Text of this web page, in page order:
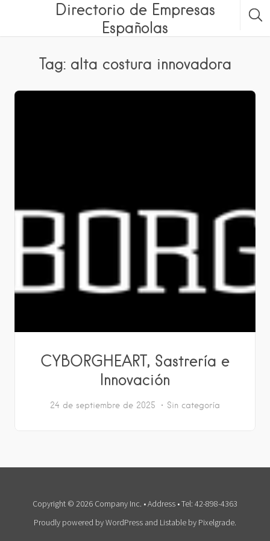
Directorio de Empresas
Españolas
Tag: alta costura innovadora
CYBORGHEART, Sastrería e
Innovación
24 de septiembre de 2025 Sin categoría
Copyright © 2026 Company Inc. • Address • Tel: 42-898-4363
Proudly powered by WordPress and Listable by Pixelgrade.